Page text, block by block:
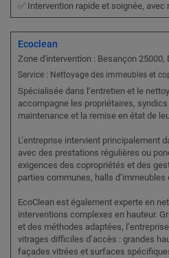
✅ Intervention rapide et soignée,
Ecoclean
Zone d'intervention : Besançon 25000,
Service : Nettoyage des immeubles et
Spécialisée dans l’entretien et le
accompagne les propriétaires,
maintenance et la remise en état de
L’entreprise intervient principalement
avec des prestations régulières ou
exigences des copropriétés et des
parties communes, halls d’immeubles
EcoClean est également experte en
interventions complexes en hauteur.
et des méthodes adaptées,
vitrages difficiles d’accès : grandes
façades vitrées et surfaces